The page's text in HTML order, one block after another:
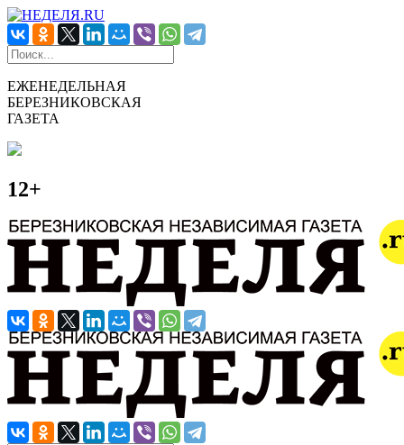
ЕЖЕНЕДЕЛЬНАЯ
БЕРЕЗНИКОВСКАЯ
ГАЗЕТА
12+